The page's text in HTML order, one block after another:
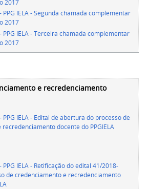
2017
PPG IELA - Segunda chamada complementar
2017
PPG IELA - Terceira chamada complementar
2017
e recredenciamento
PPG IELA - Edital de abertura do processo de
docente do PPGIELA
PPG IELA - Retificação do edital 41/2018-
de credenciamento e recredenciamento